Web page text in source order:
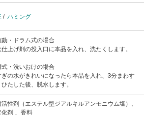
/ ハミング
動・ドラム式の場合
仕上げ剤の投入口に本品を入れ、洗たくします。
式・洗いおけの場合
ぎの水がきれいになったら本品を入れ、3分まわす
たした後、脱水します。
活性剤（エステル型ジアルキルアンモニウム塩）、
化剤 、香料